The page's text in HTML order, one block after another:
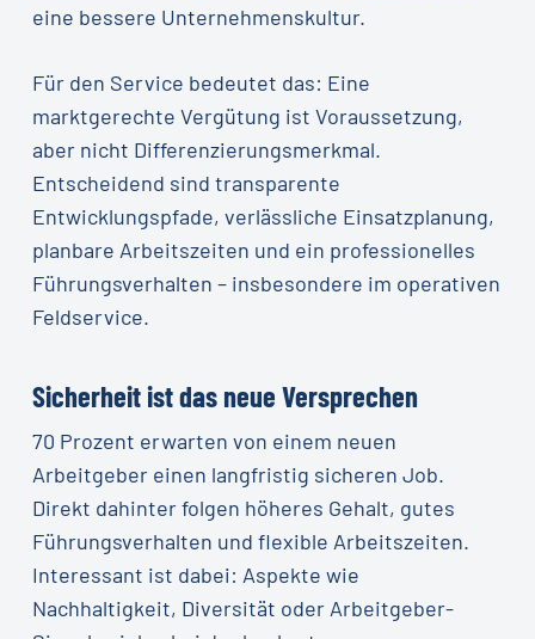
eine bessere Unternehmenskultur.
Für den Service bedeutet das: Eine
marktgerechte Vergütung ist Voraussetzung,
aber nicht Differenzierungsmerkmal.
Entscheidend sind transparente
Entwicklungspfade, verlässliche Einsatzplanung,
planbare Arbeitszeiten und ein professionelles
Führungsverhalten – insbesondere im operativen
Feldservice.
Sicherheit ist das neue Versprechen
70 Prozent erwarten von einem neuen
Arbeitgeber einen langfristig sicheren Job.
Direkt dahinter folgen höheres Gehalt, gutes
Führungsverhalten und flexible Arbeitszeiten.
Interessant ist dabei: Aspekte wie
Nachhaltigkeit, Diversität oder Arbeitgeber-